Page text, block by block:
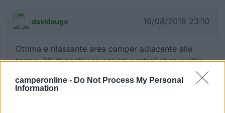
camperonline - Do Not Process My Personal
Information
davideugo 16/08/2018 23:10
Ottima e rilassante area camper adiacente alle
terme. 30 di posti con servizi centrali (ben puliti)
dove l'accesso è con chiave. Ci si deve registrare
alle terme. Orario di reception dalle 10 alle 21.